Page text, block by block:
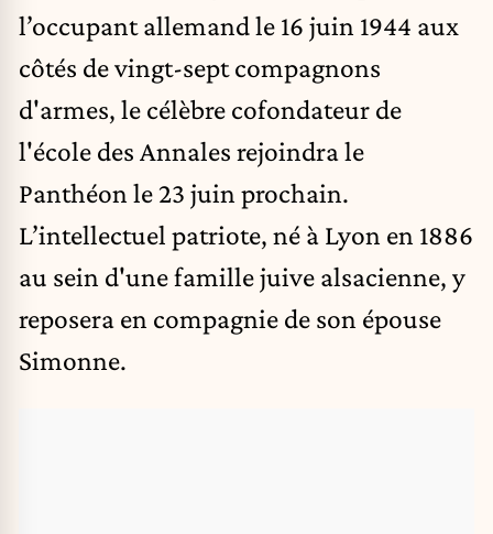
l’occupant allemand le 16 juin 1944 aux
côtés de vingt-sept compagnons
d'armes, le célèbre cofondateur de
l'école des Annales rejoindra le
Panthéon le 23 juin prochain.
L’intellectuel patriote, né à Lyon en 1886
au sein d'une famille juive alsacienne, y
reposera en compagnie de son épouse
Simonne.